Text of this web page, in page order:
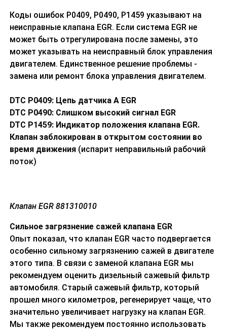
Коды ошибок P0409, P0490, P1459 указывают на
неисправные клапана EGR. Если система EGR не
может быть отрегулирована после замены, это
может указывать на неисправный блок управления
двигателем. Единственное решение проблемы -
замена или ремонт блока управления двигателем.
DTC P0409: Цепь датчика А EGR
DTC P0490: Слишком высокий сигнал EGR
DTC P1459: Индикатор положения клапана EGR.
Клапан заблокирован в открытом состоянии во
время движения (испарит неправильный рабочий
поток)
Клапан EGR 881310010
Сильное загрязнение сажей клапана EGR
Опыт показал, что клапан EGR часто подвергается
особенно сильному загрязнению сажей в двигателе
этого типа. В связи с заменой клапана EGR мы
рекомендуем оценить дизельный сажевый фильтр
автомобиля. Старый сажевый фильтр, который
прошел много километров, регенерирует чаще, что
значительно увеличивает нагрузку на клапан EGR.
Мы также рекомендуем постоянно использовать